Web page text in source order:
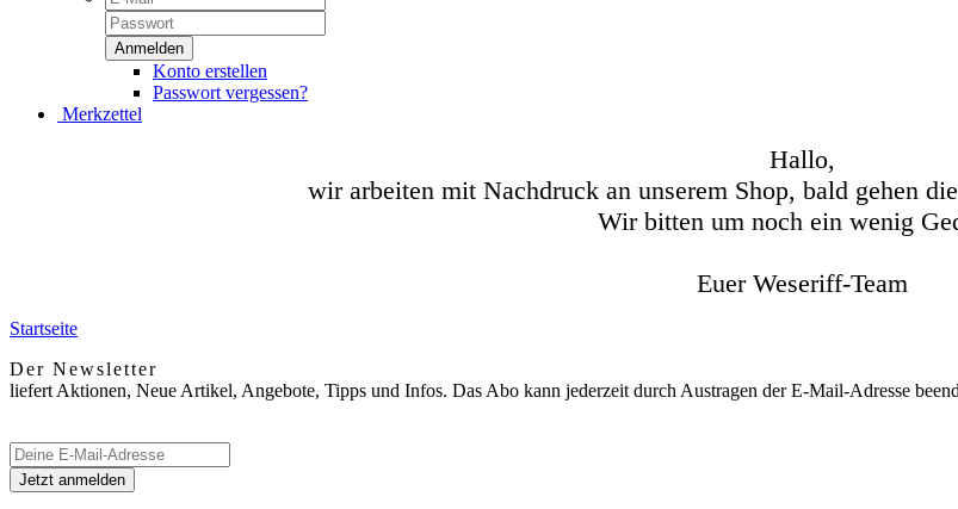
Konto erstellen
Passwort vergessen?
Merkzettel
Hallo,
wir arbeiten mit Nachdruck an unserem Shop, bald gehen
Wir bitten um noch ein wenig
Euer Weseriff-Team
Startseite
Der Newsletter
liefert Aktionen, Neue Artikel, Angebote, Tipps und Infos. Das Abo kann jederzeit durch Austragen der E-Mail-Adresse